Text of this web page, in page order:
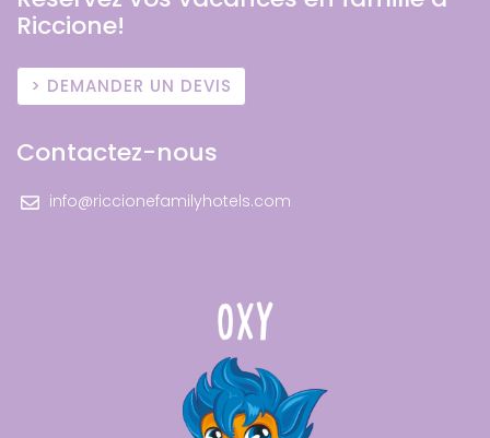
Riccione!
DEMANDER UN DEVIS
Contactez-nous
info@riccionefamilyhotels.com